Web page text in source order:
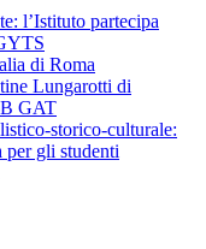
l’Istituto partecipa
di Roma
Lungarotti di
GAT
storico-culturale:
per gli studenti